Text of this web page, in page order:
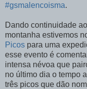
#gsmalencoisma.
Dando continuidade
montanha estivemos
Picos para uma
esse evento é
intensa névoa que
no último dia o tempo
três picos que dão